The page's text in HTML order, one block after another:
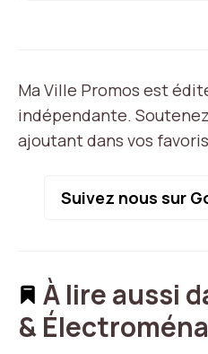
Ma Ville Promos est
indépendante.
ajoutant dans vos
Suivez nous sur
À lire aussi
&